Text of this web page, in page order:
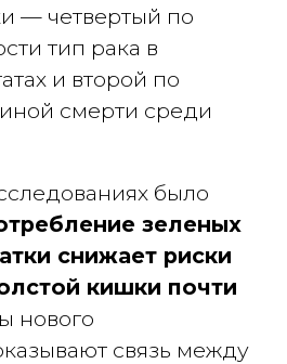
— четвертый по
тип рака в
и второй по
смерти среди
было
зеленых
снижает риски
кишки почти
нового
связь между